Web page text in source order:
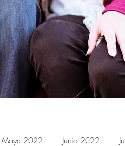
Mayo 2022 Junio 2022